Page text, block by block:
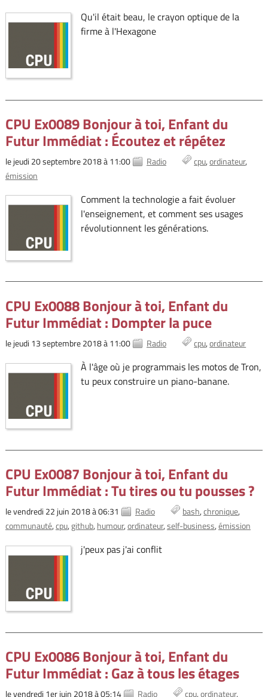
Qu'il était beau, le crayon optique de la
firme à l'Hexagone
CPU Ex0089 Bonjour à toi, Enfant du
Futur Immédiat : Écoutez et répétez
le jeudi 20 septembre 2018 à 11:00 Radio cpu ordinateur
émission
Comment la technologie a fait évoluer
l'enseignement, et comment ses usages
révolutionnent les générations.
CPU Ex0088 Bonjour à toi, Enfant du
Futur Immédiat : Dompter la puce
le jeudi 13 septembre 2018 à 11:00 Radio cpu ordinateur
À l'âge où je programmais les motos de Tron,
tu peux construire un piano-banane.
CPU Ex0087 Bonjour à toi, Enfant du
Futur Immédiat : Tu tires ou tu pousses ?
le vendredi 22 juin 2018 à 06:31 Radio bash chronique
communauté cpu github humour ordinateur self-business émission
j'peux pas j'ai conflit
CPU Ex0086 Bonjour à toi, Enfant du
Futur Immédiat : Gaz à tous les étages
le vendredi 1er juin 2018 à 05:14 Radio cpu ordinateur